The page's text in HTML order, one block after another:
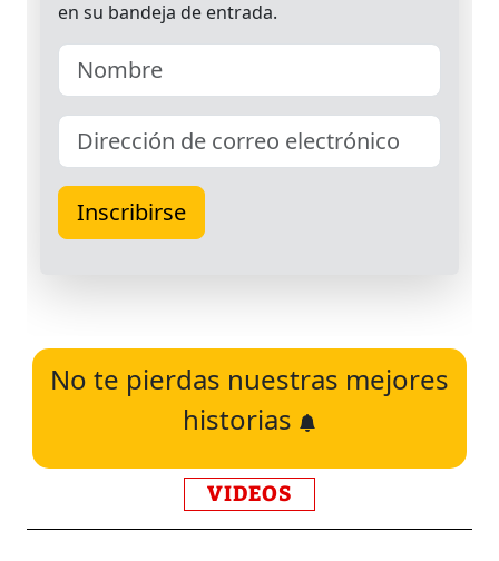
No te pierdas nuestras mejores
historias
VIDEOS